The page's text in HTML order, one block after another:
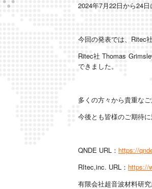
2024年7月22日から24
今回の発表では、Ritec
Ritec社 Thomas
できました。
多くの方々から貴重な
今後とも皆様のご期待
QNDE URL： https://
RItec,inc. URL： https://
有限会社超音波材料研究